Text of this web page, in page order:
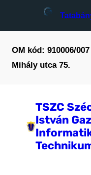
OM kód: 910006/
Mihály utca 75.
TSZC
István